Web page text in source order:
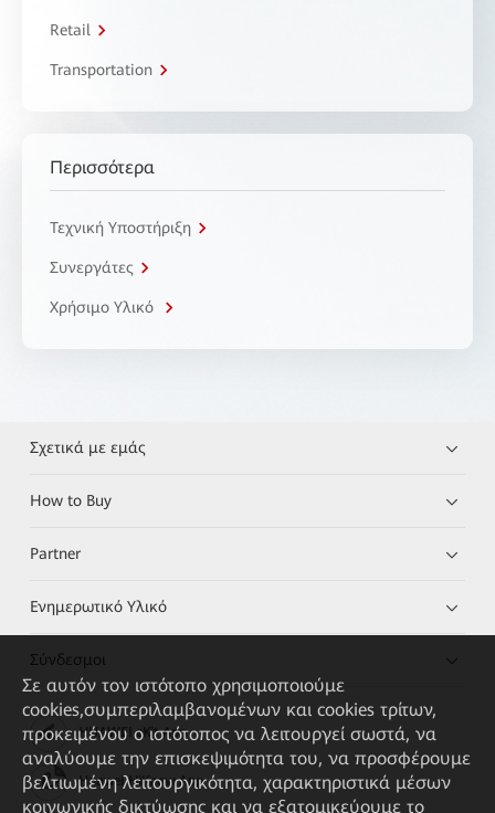
Retail
Transportation
Περισσότερα
Τεχνική Υποστήριξη
Συνεργάτες
Χρήσιμο Υλικό
Σχετικά με εμάς
How to Buy
Partner
Ενημερωτικό Υλικό
Σύνδεσμοι
HUAWEI eKit App
Huawei HiKnow App
Σε αυτόν τον ιστότοπο χρησιμοποιούμε
cookies,συμπεριλαμβανομένων και cookies τρίτων,
προκειμένου ο ιστότοπος να λειτουργεί σωστά, να
αναλύουμε την επισκεψιμότητα του, να προσφέρουμε
βελτιωμένη λειτουργικότητα, χαρακτηριστικά μέσων
κοινωνικής δικτύωσης και να εξατομικεύουμε το